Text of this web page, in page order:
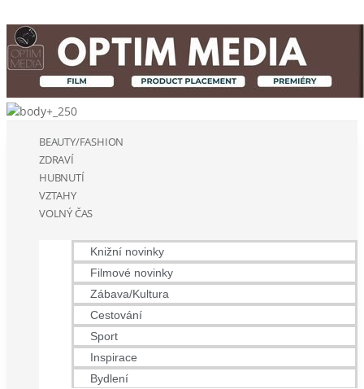
BEAUTY/FASHION
ZDRAVÍ
HUBNUTÍ
VZTAHY
VOLNÝ ČAS
Knižní novinky
Filmové novinky
Zábava/Kultura
Cestování
Sport
Inspirace
Bydlení